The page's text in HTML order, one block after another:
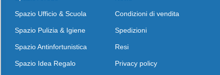
Spazio Ufficio & Scuola
Spazio Pulizia & Igiene
Spazio Antinfortunistica
Spazio Idea Regalo
Condizioni di vendita
Spedizioni
Resi
Privacy policy